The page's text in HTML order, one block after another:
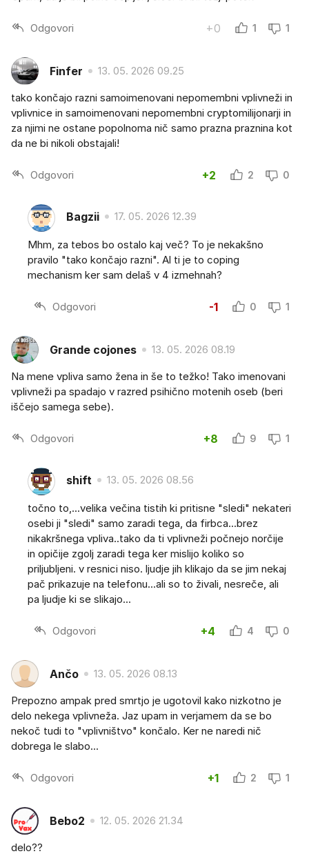
Odgovori +0 1 1
Finfer 13. 05. 2026 09.25
tako končajo razni samoimenovani nepomembni vplivneži in
vplivnice in samoimenovani nepomembni cryptomilijonarji in
za njimi ne ostane popolnoma nič samo prazna praznina kot
da ne bi nikoli obstajali!
Odgovori +2 2 0
Bagzii 17. 05. 2026 12.39
Mhm, za tebos bo ostalo kaj več? To je nekakšno
pravilo "tako končajo razni". Al ti je to coping
mechanism ker sam delaš v 4 izmehnah?
Odgovori -1 0 1
Grande cojones 13. 05. 2026 08.19
Na mene vpliva samo žena in še to težko! Tako imenovani
vplivneži pa spadajo v razred psihično motenih oseb (beri
iščejo samega sebe).
Odgovori +8 9 1
shift 13. 05. 2026 08.56
točno to,...velika večina tistih ki pritisne "sledi" nekateri
osebi ji "sledi" samo zaradi tega, da firbca...brez
nikakršnega vpliva..tako da ti vplivneži počnejo norčije
in opičije zgolj zaradi tega ker mislijo koliko so
priljubljeni. v resnici niso. ljudje jih klikajo da se jim nekaj
pač prikazuje na telefonu...ali so to živali, nesreče, ali
pa ljudje ki se slikajo...
Odgovori +4 4 0
Ančo 13. 05. 2026 08.13
Prepozno ampak pred smrtjo je ugotovil kako nizkotno je
delo nekega vplivneža. Jaz upam in verjamem da se bo
nekoč tudi to "vplivništvo" končalo. Ker ne naredi nič
dobrega le slabo...
Odgovori +1 2 1
Bebo2 12. 05. 2026 21.34
delo??